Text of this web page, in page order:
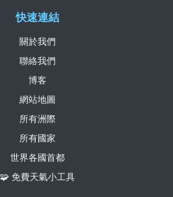
快速連結
關於我們
聯絡我們
博客
網站地圖
所有洲際
所有國家
世界各國首都
🧩 免費天氣小工具